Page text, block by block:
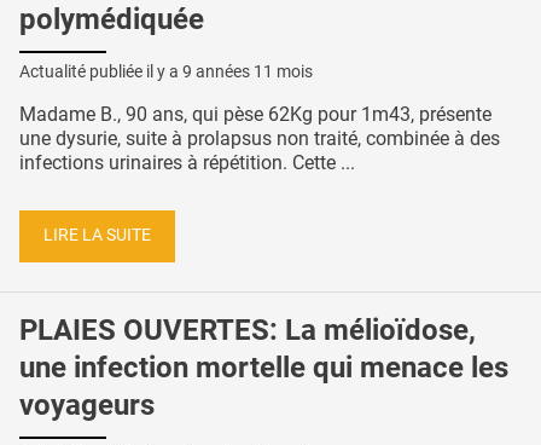
polymédiquée
Actualité publiée il y a 9 années 11 mois
Madame B., 90 ans, qui pèse 62Kg pour 1m43, présente
une dysurie, suite à prolapsus non traité, combinée à des
infections urinaires à répétition. Cette ...
LIRE LA SUITE
PLAIES OUVERTES: La mélioïdose,
une infection mortelle qui menace les
voyageurs